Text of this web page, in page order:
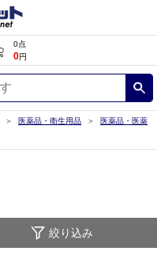
0点
0円
医薬品・衛生用品
医薬品・医薬
絞り込み